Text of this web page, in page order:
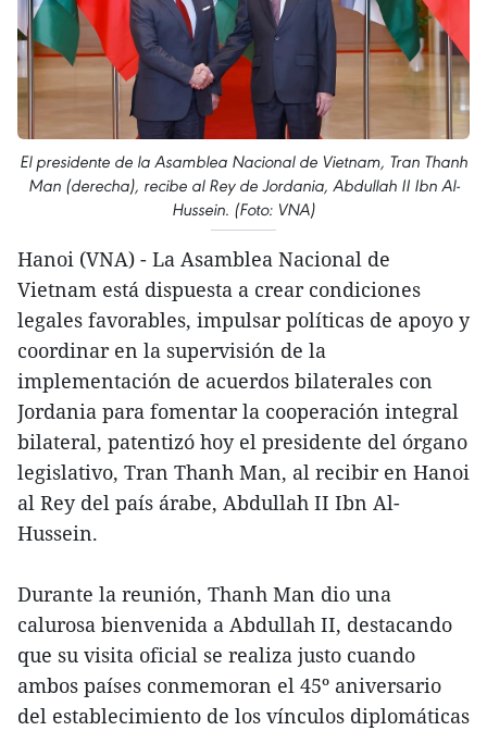
El presidente de la Asamblea Nacional de Vietnam, Tran Thanh
Man (derecha), recibe al Rey de Jordania, Abdullah II Ibn Al-
Hussein. (Foto: VNA)
Hanoi (VNA) - La Asamblea Nacional de
Vietnam está dispuesta a crear condiciones
legales favorables, impulsar políticas de apoyo y
coordinar en la supervisión de la
implementación de acuerdos bilaterales con
Jordania para fomentar la cooperación integral
bilateral, patentizó hoy el presidente del órgano
legislativo, Tran Thanh Man, al recibir en Hanoi
al Rey del país árabe, Abdullah II Ibn Al-
Hussein.
Durante la reunión, Thanh Man dio una
calurosa bienvenida a Abdullah II, destacando
que su visita oficial se realiza justo cuando
ambos países conmemoran el 45º aniversario
del establecimiento de los vínculos diplomáticas